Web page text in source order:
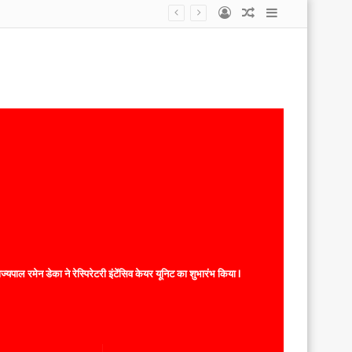
Sidebar
Random
Log
रमेन डेका ने रेस्पिरेटरी इंटेंसिव केयर यूनिट का शुभारंभ किया l